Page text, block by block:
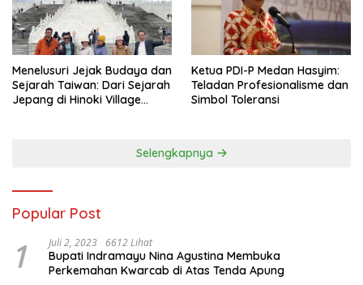
Menelusuri Jejak Budaya dan
Sejarah Taiwan: Dari Sejarah
Jepang di Hinoki Village
Ketua PDI-P Medan Hasyim:
Teladan Profesionalisme dan
Simbol Toleransi
Selengkapnya
Popular Post
1 Juli 2, 2023 6612 Lihat
Bupati Indramayu Nina Agustina Membuka
Perkemahan Kwarcab di Atas Tenda Apung